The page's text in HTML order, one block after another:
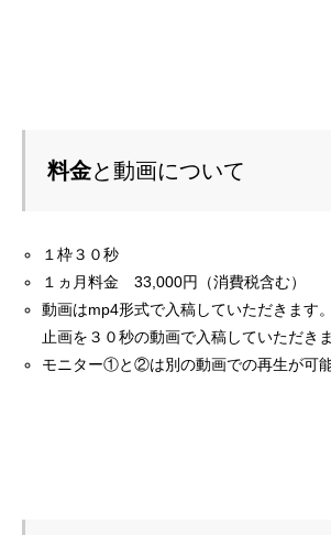
料金と動画について
１枠３０秒
１ヵ月料金 33,000円（消費税含む）
動画はmp4形式で入稿していただきます
止画を３０秒の動画で入稿していただきま
モニター①と②は別の動画での再生が可能